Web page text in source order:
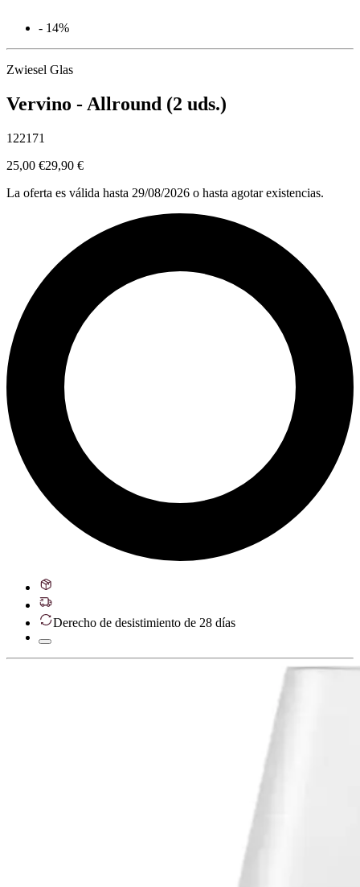
- 14%
Zwiesel Glas
Vervino - Allround (2 uds.)
122171
25,00 €29,90 €
La oferta es válida hasta 29/08/2026 o hasta agotar existencias.
Derecho de desistimiento de 28 días